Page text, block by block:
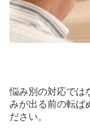
悩み別の対応では
みが出る前の転ば
ださい。